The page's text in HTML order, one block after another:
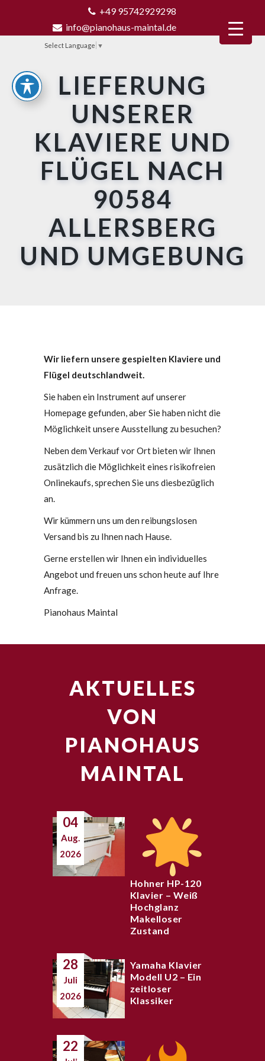
+49 95742929298
info@pianohaus-maintal.de
Select Language ▼
LIEFERUNG
UNSERER
KLAVIERE UND
FLÜGEL NACH
90584
ALLERSBERG
UND UMGEBUNG
Wir liefern unsere gespielten Klaviere und
Flügel deutschlandweit.
Sie haben ein Instrument auf unserer
Homepage gefunden, aber Sie haben nicht die
Möglichkeit unsere Ausstellung zu besuchen?
Neben dem Verkauf vor Ort bieten wir Ihnen
zusätzlich die Möglichkeit eines risikofreien
Onlinekaufs, sprechen Sie uns diesbezüglich
an.
Wir kümmern uns um den reibungslosen
Versand bis zu Ihnen nach Hause.
Gerne erstellen wir Ihnen ein individuelles
Angebot und freuen uns schon heute auf Ihre
Anfrage.
Pianohaus Maintal
AKTUELLES
VON
PIANOHAUS
MAINTAL
04
Aug.
2026
Hohner HP-120
Klavier – Weiß
Hochglanz
Makelloser
Zustand
28
Juli
2026
Yamaha Klavier
Modell U2 – Ein
zeitloser
Klassiker
22